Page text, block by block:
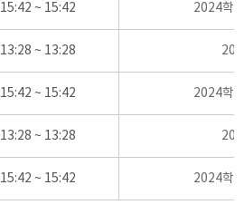
15:42 ~ 15:42 2024학
13:28 ~ 13:28
15:42 ~ 15:42 2024학
13:28 ~ 13:28
15:42 ~ 15:42 2024학